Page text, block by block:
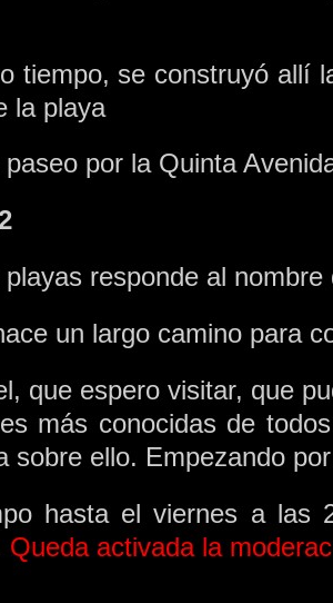
tiempo, se construyó allí
la playa
por la Quinta
responde al
un largo camino para
que espero visitar, que
más conocidas de
sobre ello. Empezando
hasta el viernes a las
Queda activada la